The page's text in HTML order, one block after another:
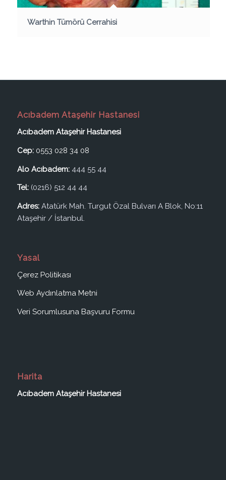
Warthin Tümörü Cerrahisi
Acıbadem Ataşehir Hastanesi
Acıbadem Ataşehir Hastanesi
Cep: 0553 028 34 08
Alo Acıbadem:444 55 44
Tel:(0216) 512 44 44
Adres:Atatürk Mah. Turgut Özal Bulvarı A Blok, No:11
Ataşehir / İstanbul.
Yasal
Çerez Politikası
Web Aydınlatma Metni
Veri Sorumlusuna Başvuru Formu
Harita
Acıbadem Ataşehir Hastanesi